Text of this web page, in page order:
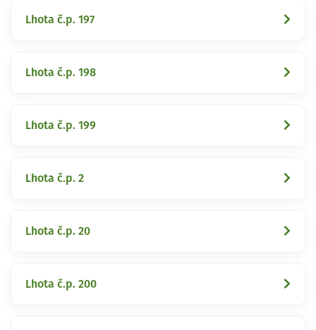
Lhota č.p. 197
Lhota č.p. 198
Lhota č.p. 199
Lhota č.p. 2
Lhota č.p. 20
Lhota č.p. 200